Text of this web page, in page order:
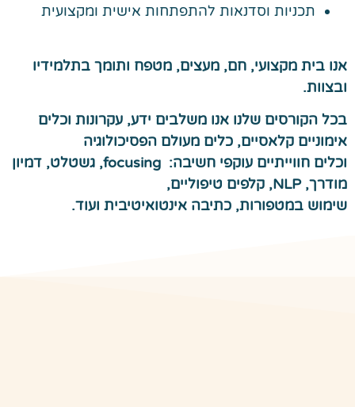
תכניות וסדנאות להתפתחות אישית ומקצועית
אנו בית מקצועי, חם, מעצים, מטפח ותומך בתלמידיו
ובצוות.
בכל הקורסים שלנו אנו משלבים ידע, עקרונות וכלים
אימוניים קלאסיים, כלים מעולם הפסיכולוגיה
וכלים חווייתיים עוקפי חשיבה: focusing, גשטלט, דמיון
מודרך, NLP, קלפים טיפוליים,
שימוש במטפורות, כתיבה אינטואיטיבית ועוד.